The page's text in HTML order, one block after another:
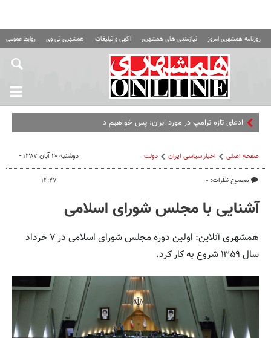
روزنامه همشهری امروز نیازمندی های همشهری آگهی و تبلیغات همشهری تی وی روابط عمومی
ادعای تازه ترامپ در مورد ایران: پس خواهیم دید چه خواهد شد
صفحه اصلی اخبار سیاسی ایران دولت
مجموع نظرات: ۰
دوشنبه ۲۰ آبان ۱۳۸۷ -
۱۴:۲۷
آشنایی با مجلس شورای اسلامی
همشهری آنلاین: اولین دوره مجلس شورای اسلامی در ۷ خرداد
سال ۱۳۵۹ شروع به کار کرد.